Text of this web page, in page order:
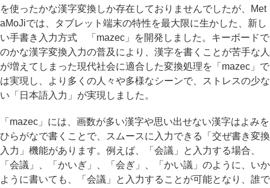
を使ったかな漢字変換しか存在しておりませんでしたが、Met
aMoJiでは、タブレット端末の特性を最大限に生かした、新し
い手書き入力方式 「mazec」を開発しました。キーボードで
のかな漢字変換入力の普及により、漢字を書くことが苦手な人
が増えてしまった現代社会に適合した変換処理を「mazec」で
は実現し、より多くの人々や多様なシーンで、ストレスの少な
い「日本語入力」が実現しました。
「mazec」には、画数が多い漢字や思い出せない漢字はよみを
ひらがなで書くことで、スムースに入力できる「交ぜ書き変換
入力」機能があります。例えば、「会議」と入力する場合、
「会議」、「かいぎ」、「会ぎ」、「かい議」のように、いか
ように書いても、「会議」と入力することが可能となり、誰で